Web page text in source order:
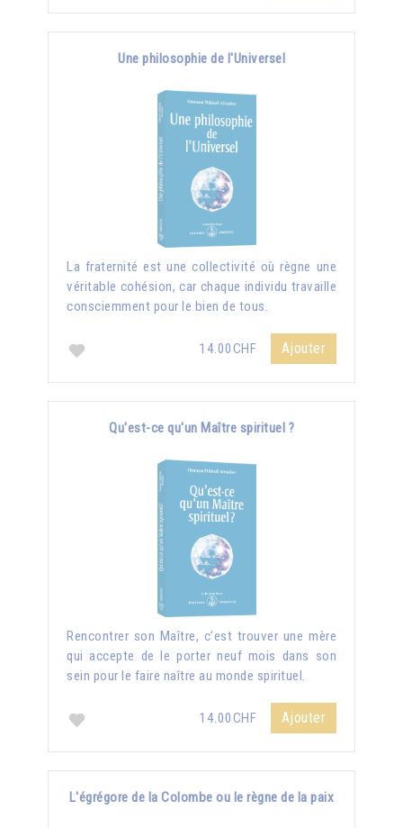
Une philosophie de l'Universel
La fraternité est une collectivité où règne une
véritable cohésion, car chaque individu travaille
consciemment pour le bien de tous.
14.00CHF Ajouter
Qu'est-ce qu'un Maître spirituel ?
Rencontrer son Maître, c’est trouver une mère
qui accepte de le porter neuf mois dans son
sein pour le faire naître au monde spirituel.
14.00CHF Ajouter
L'égrégore de la Colombe ou le règne de la paix